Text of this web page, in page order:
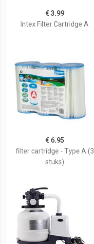
€ 3.99
Intex Filter Cartridge A
€ 6.95
filter cartridge - Type A (3
stuks)